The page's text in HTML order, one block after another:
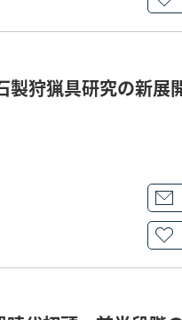
狩猟具研究の新展